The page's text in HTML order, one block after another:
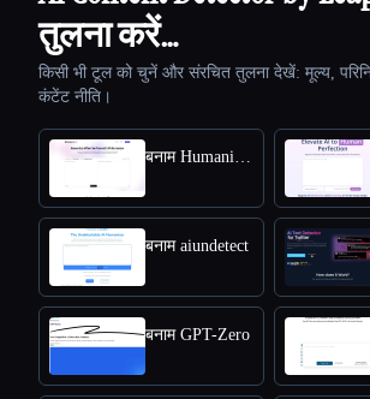
तुलना करें…
किसी भी टूल को चुनें और संरचित तुलना देखें: मूल्य,
कंटेंट नीति।
बनाम HumanizeAI.com
बनाम aiundetect
बनाम GPT-Zero